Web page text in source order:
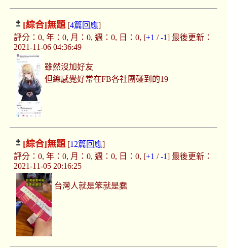
[綜合]無題[4篇回應]
評分：0, 年：0, 月：0, 週：0, 日：0, [+1 /-1] 最後更新：
2021-11-06 04:36:49
雖然沒加好友
但總感覺好常在FB各社團碰到的19
[綜合]無題[12篇回應]
評分：0, 年：0, 月：0, 週：0, 日：0, [+1 /-1] 最後更新：
2021-11-05 20:16:25
台灣人就是笨就是蠢